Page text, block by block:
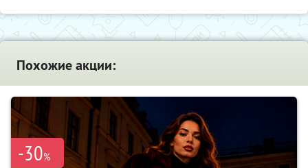
Похожие акции:
-30%